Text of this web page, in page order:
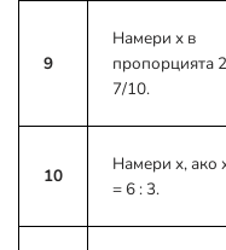
9
Намери x в
пропорцията
7/10.
10
Намери x, ако
= 6 : 3.